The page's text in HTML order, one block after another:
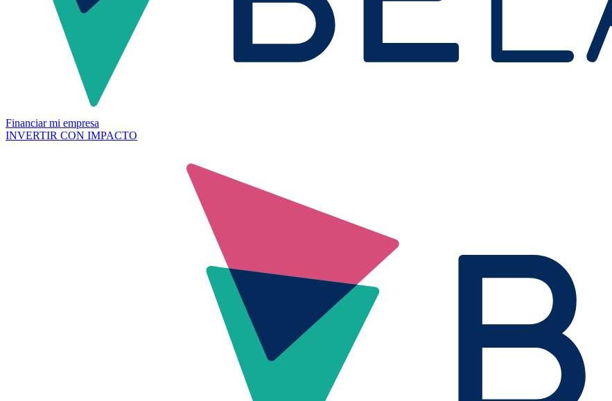
Financiar mi empresa
INVERTIR CON IMPACTO